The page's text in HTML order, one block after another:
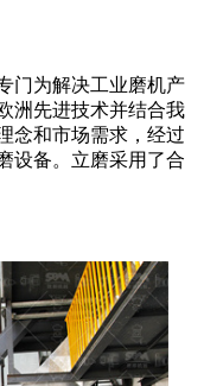
门为解决工业磨机产
洲先进技术并结合我
念和市场需求，经过
设备。立磨采用了合